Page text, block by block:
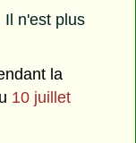
Il n'est plus
la
10 juillet